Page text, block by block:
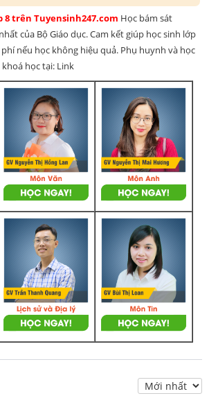
trên Tuyensinh247.com Học bám sát
của Bộ Giáo dục. Cam kết giúp học sinh lớp
nếu học không hiệu quả. Phụ huynh và học
học tại: Link